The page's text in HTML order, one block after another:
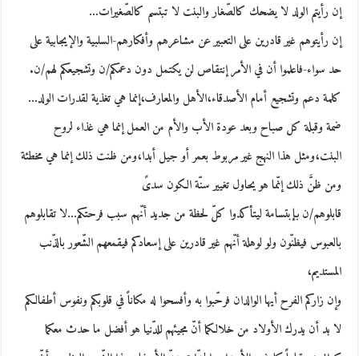
إن رأيتم الولد لا يضحك كالصّغار والبنت لا تبتسم كالصّغيرات…
إن رأيتوهم غير قادرين على التعبير عن مشاعرهم وأفكارهم-السلبية والإيجابية على
حد سواء-فاعلموا أن في الأمر إنتقاص لن يكتمل دون دعمكم/ن وتشجيعكم لهم/ن.
كلمة دعم وتشجيع أمام الأصدقاء،الأهل والمعارف،إنما هي تغذية لقدرات الولد…
ضمة وقبلة كل صباح وبعد عودة الأب والأم من العمل إنما هي غذاء لروح
البنت،ومثل هذا النهج غير مربوط بعمر أو جيل أبدا،ومن ظنت ذلك إنما هي مخطئة
ومن ظنَّ ذلك إنّما هو يحاول تغيير سنّة الكون سدىً
قابلوهم/ن بإبتسامة ليتأكدوا كلّ لحظة من جديد أنّهم سبب فرحتكم…لا تقابلوهم
بالعبوس فيظنّون ولو لوهلة أنّهم غير قادرين على إسعادكم فيقمعهم الشّعور بالذّنب
المستديم،
وإن زاركم الفرح أيها الوالدان فرحّبوا به وأفسحوا له مكاناً في قلوبكم ونفوس أطفالكم
لا بد أن يدرك الأولاد من خلالكما أنّ مجيئهم للدّنيا هو أفضل ما حدث معكما